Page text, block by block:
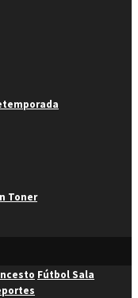
Toner
Fútbol Sala